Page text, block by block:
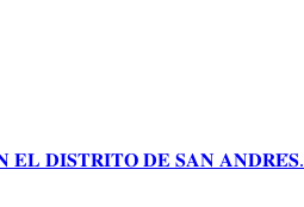
𝐃𝐈𝐒𝐓𝐑𝐈𝐓𝐎 𝐃𝐄 𝐒𝐀𝐍 𝐀𝐍𝐃𝐑𝐄́𝐒.